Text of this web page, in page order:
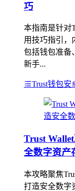
巧
本指南是针对
用技巧指引，
包括钱包准备
新手...
Trust钱包安
Trust
全数字资产
本攻略聚焦
打造安全数字